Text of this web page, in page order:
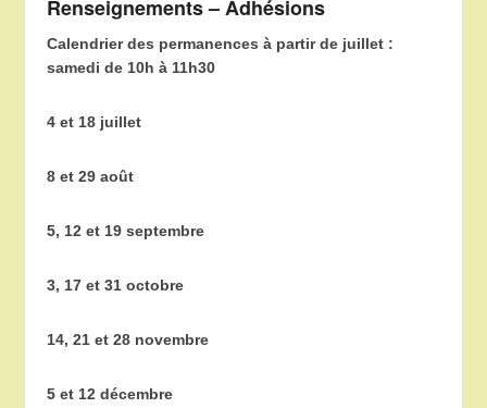
Renseignements – Adhésions
Calendrier des permanences à partir de juillet :
samedi de 10h à 11h30
4 et 18 juillet
8 et 29 août
5, 12 et 19 septembre
3, 17 et 31 octobre
14, 21 et 28 novembre
5 et 12 décembre